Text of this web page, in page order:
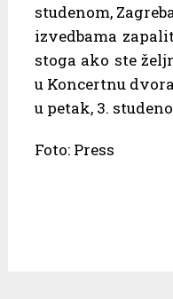
studenom,
izvedbama
stoga ako ste
u Koncertnu
u petak, 3.
Foto: Press